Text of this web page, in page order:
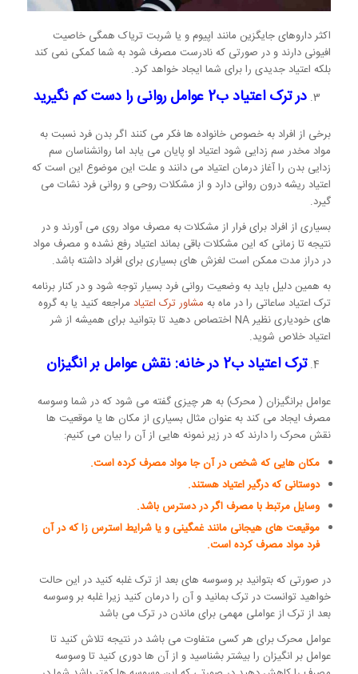
اکثر داروهای جایگزین مانند اپیوم و یا شربت تریاک همگی خاصیت
افیونی دارند و در صورتی که نادرست مصرف شود به شما کمکی نمی کند
بلکه اعتیاد جدیدی را برای شما ایجاد خواهد کرد.
در ترک اعتیاد ب2 عوامل روانی را دست کم نگیرید
برخی از افراد به خصوص خانواده ها فکر می کنند اگر بدن فرد نسبت به
مواد مخدر سم زدایی شود اعتیاد او پایان می یابد اما روانشناسان سم
زدایی بدن را آغاز درمان اعتیاد می دانند و علت این موضوع این است که
اعتیاد ریشه درون روانی دارد و از مشکلات روحی و روانی فرد نشات می
گیرد.
بسیاری از افراد برای فرار از مشکلات به مصرف مواد روی می آورند و در
نتیجه تا زمانی که این مشکلات باقی بماند اعتیاد رفع نشده و مصرف مواد
در دراز مدت ممکن است لغزش های بسیاری برای افراد داشته باشد.
به همین دلیل باید به وضعیت روانی فرد بسیار توجه شود و در کنار برنامه
ترک اعتیاد ساعاتی را در ماه به مشاور ترک اعتیادمراجعه کنید یا به گروه
های خودیاری نظیر NA اختصاص دهید تا بتوانید برای همیشه از شر
اعتیاد خلاص شوید.
ترک اعتیاد ب2 در خانه: نقش عوامل بر انگیزان
عوامل برانگیزان ( محرک) به هر چیزی گفته می شود که در شما وسوسه
مصرف ایجاد می کند به عنوان مثال بسیاری از مکان ها یا موقعیت ها
نقش محرک را دارند که در زیر نمونه هایی از آن را بیان می کنیم:
مکان هایی که شخص در آن جا مواد مصرف کرده است.
دوستانی که درگیر اعتیاد هستند.
وسایل مرتبط با مصرف اگر در دسترس باشد.
موقیعت های هیجانی مانند غمگینی و یا شرایط استرس زا که در آن
فرد مواد مصرف کرده است.
در صورتی که بتوانید بر وسوسه های بعد از ترک غلبه کنید در این حالت
خواهید توانست در ترک بمانید و آن را درمان کنید زیرا غلبه بر وسوسه
بعد از ترک از عواملی مهمی برای ماندن در ترک می باشد
عوامل محرک برای هر کسی متفاوت می باشد در نتیجه تلاش کنید تا
عوامل بر انگیزان را بیشتر بشناسید و از آن ها دوری کنید تا وسوسه